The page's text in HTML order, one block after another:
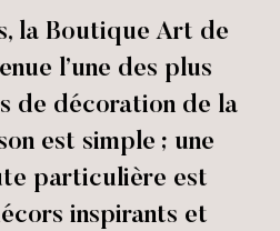
la Boutique Art de
l’une des plus
de décoration de la
est simple ; une
particulière est
inspirants et